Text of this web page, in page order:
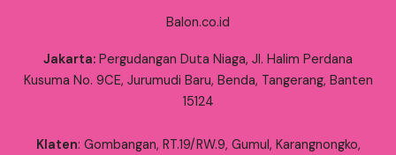
Balon.co.id
Jakarta: Pergudangan Duta Niaga, Jl. Halim Perdana
Kusuma No. 9CE, Jurumudi Baru, Benda, Tangerang, Banten
15124
Klaten: Gombangan, RT.19/RW.9, Gumul, Karangnongko,